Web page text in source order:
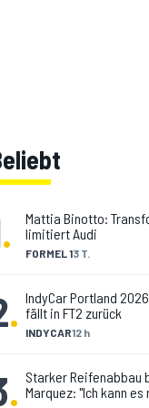
. FORMEL 13 T.
Mattia Binotto:
limitiert Audi
. INDYCAR12 h
IndyCar Portland
fällt in FT2 zurück
. Starker Reifenabbau
Marquez: "Ich kann